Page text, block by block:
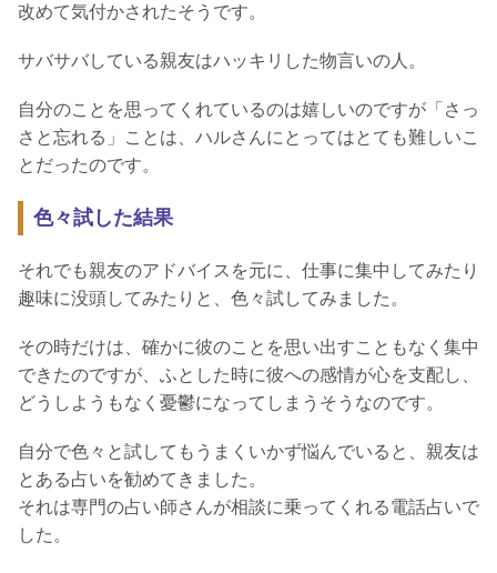
改めて気付かされたそうです。
サバサバしている親友はハッキリした物言いの人。
自分のことを思ってくれているのは嬉しいのですが「さっ
さと忘れる」ことは、ハルさんにとってはとても難しいこ
とだったのです。
色々試した結果
それでも親友のアドバイスを元に、仕事に集中してみたり
趣味に没頭してみたりと、色々試してみました。
その時だけは、確かに彼のことを思い出すこともなく集中
できたのですが、ふとした時に彼への感情が心を支配し、
どうしようもなく憂鬱になってしまうそうなのです。
自分で色々と試してもうまくいかず悩んでいると、親友は
とある占いを勧めてきました。
それは専門の占い師さんが相談に乗ってくれる電話占いで
した。